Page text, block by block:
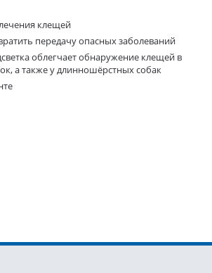
клещей
передачу опасных заболеваний
облегчает обнаружение клещей в
а также у длинношёрстных собак